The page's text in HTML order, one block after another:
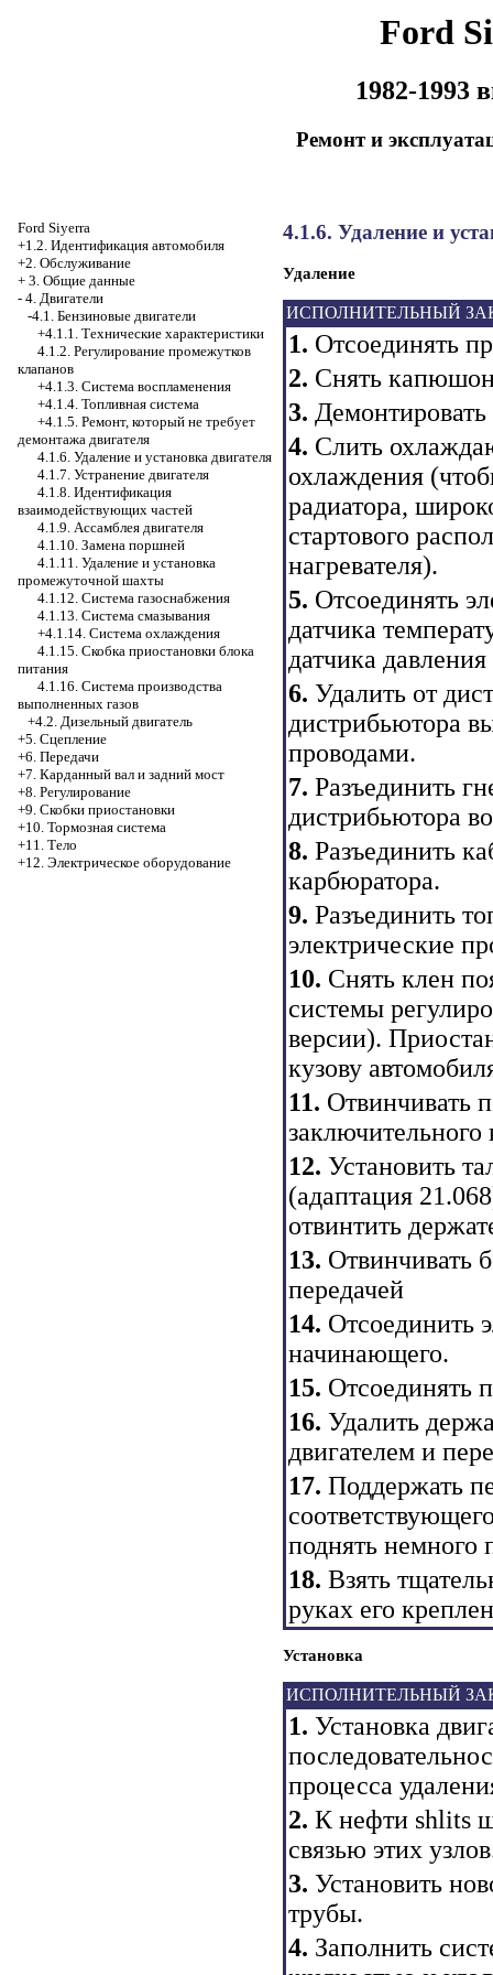
Ford
1982-1993
Ремонт и
Ford Siyerra
+1.2. Идентификация автомобиля
+2. Обслуживание
+ 3. Общие данные
- 4. Двигатели
-4.1. Бензиновые двигатели
+4.1.1. Технические характеристики
4.1.2. Регулирование промежутков
клапанов
+4.1.3. Система воспламенения
+4.1.4. Топливная система
+4.1.5. Ремонт, который не требует
демонтажа двигателя
4.1.6. Удаление и установка двигателя
4.1.7. Устранение двигателя
4.1.8. Идентификация
взаимодействующих частей
4.1.9. Ассамблея двигателя
4.1.10. Замена поршней
4.1.11. Удаление и установка
промежуточной шахты
4.1.12. Система газоснабжения
4.1.13. Система смазывания
+4.1.14. Система охлаждения
4.1.15. Скобка приостановки блока
питания
4.1.16. Система производства
выполненных газов
+4.2. Дизельный двигатель
+5. Сцепление
+6. Передачи
+7. Карданный вал и задний мост
+8. Регулирование
+9. Скобки приостановки
+10. Тормозная система
+11. Тело
+12. Электрическое оборудование
4.1.6. Удаление и
Удаление
ИСПОЛНИТЕЛЬНЫЙ
1. Отсоединять
2. Снять
3.
4. Слить
охлаждения
радиатора,
стартового
нагревателя).
5. Отсоединять
датчика
датчика
6. Удалить от
дистрибьютора
проводами.
7. Разъединить
дистрибьютора
8. Разъединить
карбюратора.
9. Разъединить
электрические
10. Снять клен
системы
версии).
кузову
11. Отвинчивать
заключительного
12. Установить
(адаптация
отвинтить
13. Отвинчивать
передачей
14. Отсоединить
начинающего.
15. Отсоединять
16. Удалить
двигателем и
17. Поддержать
поднять немного
18. Взять
руках его
Установка
ИСПОЛНИТЕЛЬНЫЙ
1. Установка
процесса
2. К нефти shlits
связью этих
3. Установить
трубы.
4. Заполнить